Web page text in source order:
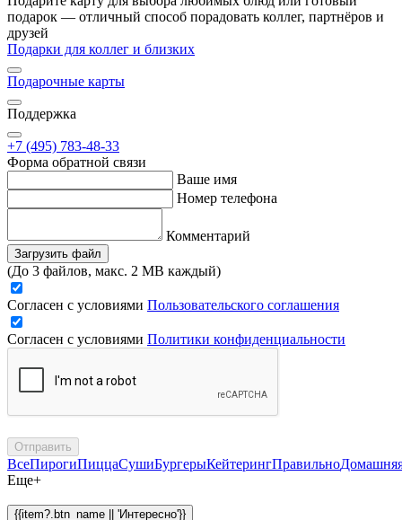
подарок — отличный способ порадовать коллег, партнёров и
друзей
Подарки для коллег и близких
Подарочные карты
Поддержка
+7 (495) 783-48-33
Форма обратной связи
Ваше имя
Номер телефона
Комментарий
Загрузить файл
(До 3 файлов, макс. 2 MB каждый)
Согласен с условиями Пользовательского соглашения
Согласен с условиями Политики конфиденциальности
Отправить
ВсеПирогиПиццаСушиБургерыКейтерингПравильно
Еще+
{{item?.btn_name || 'Интересно'}}